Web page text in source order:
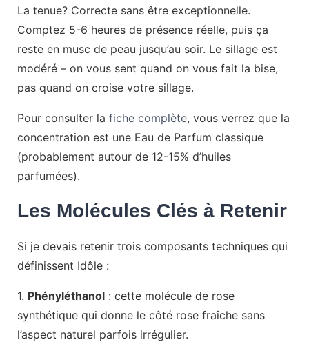
La tenue? Correcte sans être exceptionnelle.
Comptez 5-6 heures de présence réelle, puis ça
reste en musc de peau jusqu’au soir. Le sillage est
modéré – on vous sent quand on vous fait la bise,
pas quand on croise votre sillage.
Pour consulter la fiche complète, vous verrez que la
concentration est une Eau de Parfum classique
(probablement autour de 12-15% d’huiles
parfumées).
Les Molécules Clés à Retenir
Si je devais retenir trois composants techniques qui
définissent Idôle :
1. Phényléthanol : cette molécule de rose
synthétique qui donne le côté rose fraîche sans
l’aspect naturel parfois irrégulier.